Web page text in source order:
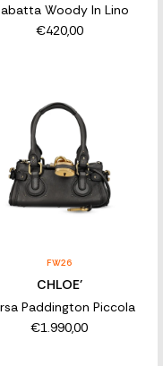
Woody In Lino
€420,00
FW26
CHLOE'
Paddington Piccola
€1.990,00